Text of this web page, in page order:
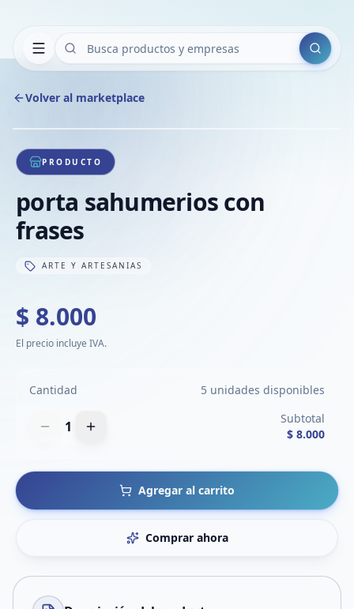
Buscar
Volver al marketplace
1/1
PRODUCTO
porta sahumerios con
frases
ARTE Y ARTESANIAS
$ 8.000
El precio incluye IVA.
Cantidad 5 unidades disponibles
1
Subtotal
$ 8.000
Agregar al carrito
Comprar ahora